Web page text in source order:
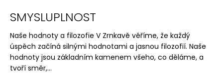
SMYSLUPLNOST
Naše hodnoty a filozofie V Zrnkavě věříme, že každý
úspěch začíná silnými hodnotami a jasnou filozofií. Naše
hodnoty jsou základním kamenem všeho, co děláme, a
tvoří směr,...